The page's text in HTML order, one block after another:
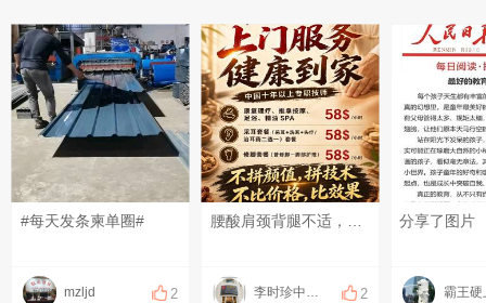
#每天发条柬单圈#
mzljd 2
腰酸肩颈背腿不适，可以上门做康复理疗！ 扭伤、脱臼、错位，可以上门做正骨！ 放松、疏通调理，可以上门做足疗、精油和指压按摩！ 采耳、修脚都可以上门服务啦！ 十年以上专职、专业技师！ 服务开始计时，结束下钟！ 明明白白消费，技术质量等同店内！ 地址：钻石岛凯旋门广场 预约热线：0883566234（飞机同号）#每天发条柬单圈# #发点什么吧，万一火了呢~# #晒一晒你身边的烟火气#
李时珍中医理疗 2
分享了图片
霸王硬